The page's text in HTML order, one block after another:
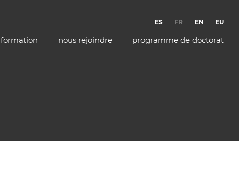
ES FR EN EU
formation nous rejoindre programme de doctorat